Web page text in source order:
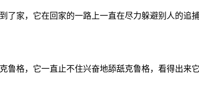
了家，它在回家的一路上一直在尽力躲避别人的追
鲁格，它一直止不住兴奋地舔舐克鲁格，看得出来